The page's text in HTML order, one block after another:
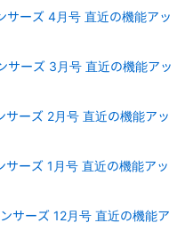
サーズ 4月号 直近の機能アッ
サーズ 3月号 直近の機能アッ
サーズ 2月号 直近の機能アッ
サーズ 1月号 直近の機能アッ
サーズ 12月号 直近の機能ア